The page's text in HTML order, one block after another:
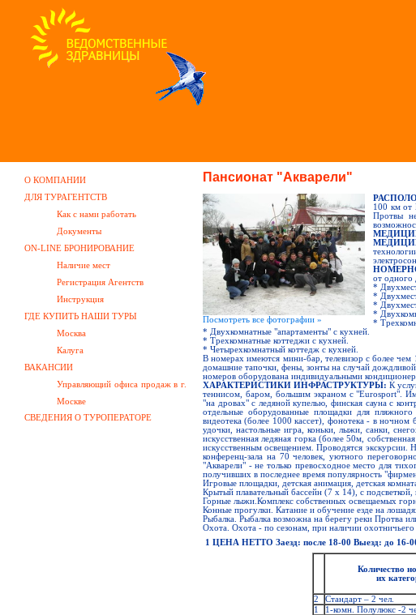
О КОМПАНИИ
ДЛЯ ТУРАГЕНТСТВ
Как с нами работать
Документы
ON-LINE БРОНИРОВАНИЕ
Наличие мест
Регистрация Агентств
Инструкция
ГДЕ КУПИТЬ НАШИ ТУРЫ
Москва
Калуга
ВАКАНСИИ
Управляющий офиса продаж в г.
Москве
СВЕДЕНИЯ О ТУРОПЕРАТОРЕ
Пансионат "Акварели"
Посмотреть все фотографии »
100 км от
Протвы
от одного
*
*
*
*
*
* Двухкомнатные "апартаменты" с кухней.
* Трехкомнатные коттеджи с кухней.
* Четырехкомнатный коттедж с кухней.
В номерах имеются мини-бар, телевизор с более
домашние тапочки, фены, зонты на случай
номеров оборудована индивидуальными
ХАРАКТЕРИСТИКИ ИНФРАСТРУКТУРЫ:К
теннисом, баром, большим экраном с "Eurosport".
"на дровах" с ледяной купелью, финская сауна с
отдельные оборудованные площадки для пляжного
видеотека (более 1000 кассет), фонотека - в ночном
удочки, настольные игра, коньки, лыжи, санки,
искусственная ледяная горка (более 50м,
искусственным освещением. Проводятся
конференц-зала на 70 человек, уютного
"Акварели" - не только превосходное место для
получивших в последнее время популярность
Игровые площадки, детская анимация, детская
Крытый плавательный бассейн (7 х 14), с
Горные лыжи.Комплекс собственных освещаемых
Конные прогулки. Катание и обучение езде на
Рыбалка. Рыбалка возможна на берегу реки Протва
Охота. Охота - по сезонам, при наличии
1 ЦЕНА НЕТТО Заезд: после 18-00 Выезд: до 16-
Количество
их
2
Стандарт – 2 чел.
1
1-комн. Полулюкс -2